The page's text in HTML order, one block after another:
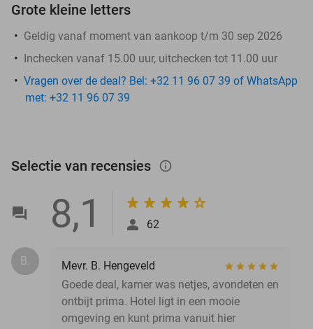
Grote kleine letters
Geldig vanaf moment van aankoop t/m 30 sep 2026
Inchecken vanaf 15.00 uur, uitchecken tot 11.00 uur
Vragen over de deal? Bel: +32 11 96 07 39 of WhatsApp
met: +32 11 96 07 39
Selectie van recensies info_outlined
8,1 62
B.
Mevr. B. Hengeveld
Goede deal, kamer was netjes, avondeten en
ontbijt prima. Hotel ligt in een mooie
omgeving en kunt prima vanuit hier